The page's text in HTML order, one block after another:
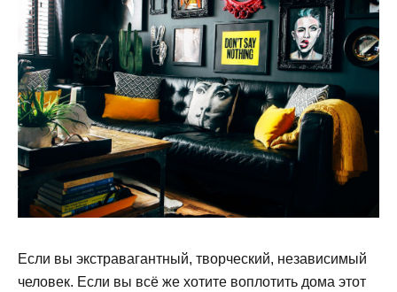
Если вы экстравагантный, творческий, независимый
человек. Если вы всё же хотите воплотить дома этот